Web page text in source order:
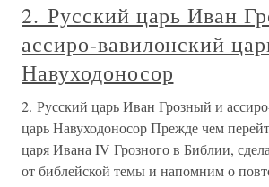
2. Русский царь Иван
ассиро-вавилонский
Навуходоносор
2. Русский царь Иван Грозный и
царь Навуходоносор Прежде чем
царя Ивана IV Грозного в Библии,
от библейской темы и напомним о